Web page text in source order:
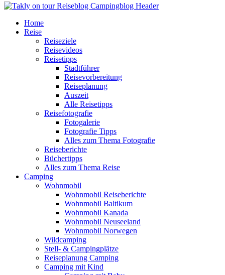
Home
Reise
Reiseziele
Reisevideos
Reisetipps
Stadtführer
Reisevorbereitung
Reiseplanung
Auszeit
Alle Reisetipps
Reisefotografie
Fotogalerie
Fotografie Tipps
Alles zum Thema Fotografie
Reiseberichte
Büchertipps
Alles zum Thema Reise
Camping
Wohnmobil
Wohnmobil Reiseberichte
Wohnmobil Baltikum
Wohnmobil Kanada
Wohnmobil Neuseeland
Wohnmobil Norwegen
Wildcamping
Stell- & Campingplätze
Reiseplanung Camping
Camping mit Kind